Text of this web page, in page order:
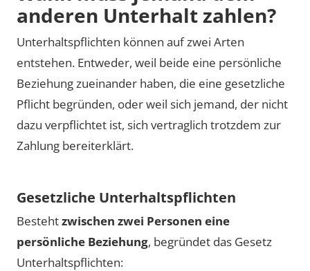
Video laden
anderen Unterhalt zahlen?
Unterhaltspflichten können auf zwei Arten
entstehen. Entweder, weil beide eine persönliche
Beziehung zueinander haben, die eine gesetzliche
Pflicht begründen, oder weil sich jemand, der nicht
dazu verpflichtet ist, sich vertraglich trotzdem zur
Zahlung bereiterklärt.
Gesetzliche Unterhaltspflichten
Bestehtzwischen zwei Personen eine
persönliche Beziehung, begründet das Gesetz
Unterhaltspflichten: